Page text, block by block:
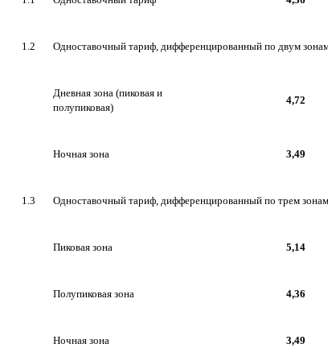
1.2 Одноставочный тариф, дифференцированный по двум
Дневная зона (пиковая и
полупиковая)
4,72
Ночная зона 3,49
1.3 Одноставочный тариф, дифференцированный по трем
Пиковая зона 5,14
Полупиковая зона 4,36
Ночная зона 3,49